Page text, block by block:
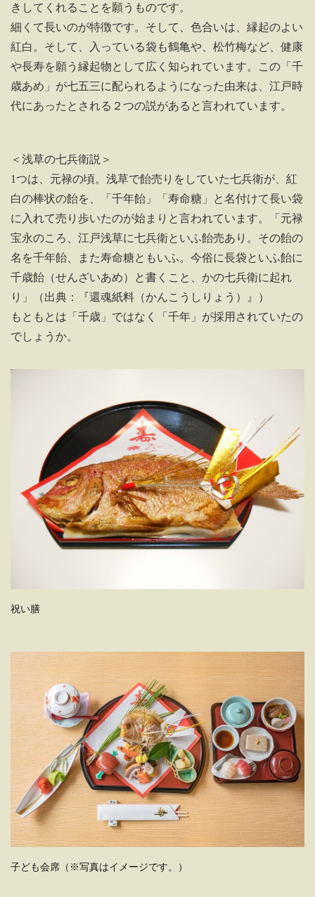
きしてくれることを願うものです。
細くて長いのが特徴です。そして、色合いは、縁起のよい
紅白。そして、入っている袋も鶴亀や、松竹梅など、健康
や長寿を願う縁起物として広く知られています。この「千
歳あめ」が七五三に配られるようになった由来は、江戸時
代にあったとされる２つの説があると言われています。
＜浅草の七兵衛説＞
1つは、元禄の頃。浅草で飴売りをしていた七兵衛が、紅
白の棒状の飴を、「千年飴」「寿命糖」と名付けて長い袋
に入れて売り歩いたのが始まりと言われています。「元禄
宝永のころ、江戸浅草に七兵衛といふ飴売あり。その飴の
名を千年飴、また寿命糖ともいふ。今俗に長袋といふ飴に
千歳飴（せんざいあめ）と書くこと、かの七兵衛に起れ
り」（出典：『還魂紙料（かんこうしりょう）』）
もともとは「千歳」ではなく「千年」が採用されていたの
でしょうか。
祝い膳
子ども会席（※写真はイメージです。）